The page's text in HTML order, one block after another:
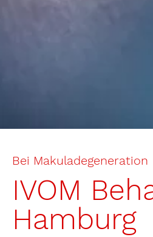
Bei Makuladegeneration
IVOM
Hamburg